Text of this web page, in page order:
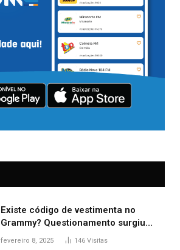
Existe código de vestimenta no
Grammy? Questionamento surgiu
após Bianca Censori, mulher de
fevereiro 8, 2025 146 Visitas